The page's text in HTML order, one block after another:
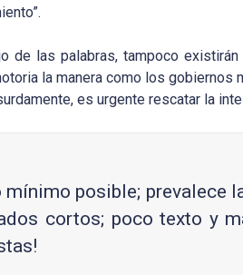
de las palabras, tampoco
la manera como los gobiernos
es urgente rescatar la
posible; prevalece
cortos; poco texto y